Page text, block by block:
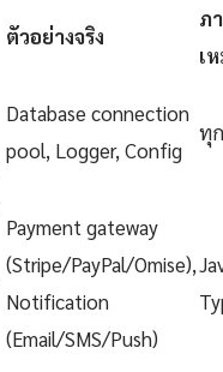
ตัวอย่างจริง
ภ
เ
Database connection
pool, Logger, Config
ทุ
Payment gateway
(Stripe/PayPal/Omise),
Notification
(Email/SMS/Push)